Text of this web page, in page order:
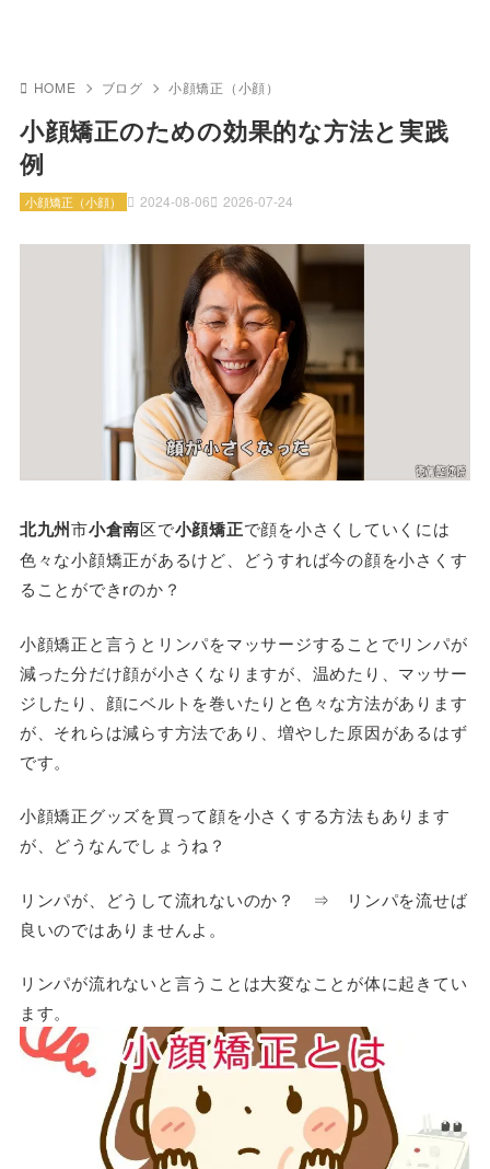
HOME ブログ 小顔矯正（小顔）
小顔矯正のための効果的な方法と実践
例
2024-08-06 2026-07-24
小顔矯正（小顔）
北九州市小倉南区で小顔矯正で顔を小さくしていくには
色々な小顔矯正があるけど、どうすれば今の顔を小さくす
ることができrのか？
小顔矯正と言うとリンパをマッサージすることでリンパが
減った分だけ顔が小さくなりますが、温めたり、マッサー
ジしたり、顔にベルトを巻いたりと色々な方法があります
が、それらは減らす方法であり、増やした原因があるはず
です。
小顔矯正グッズを買って顔を小さくする方法もあります
が、どうなんでしょうね？
リンパが、どうして流れないのか？
⇒ リンパを流せば
良いのではありませんよ。
リンパが流れないと言うことは大変なことが体に起きてい
ます。